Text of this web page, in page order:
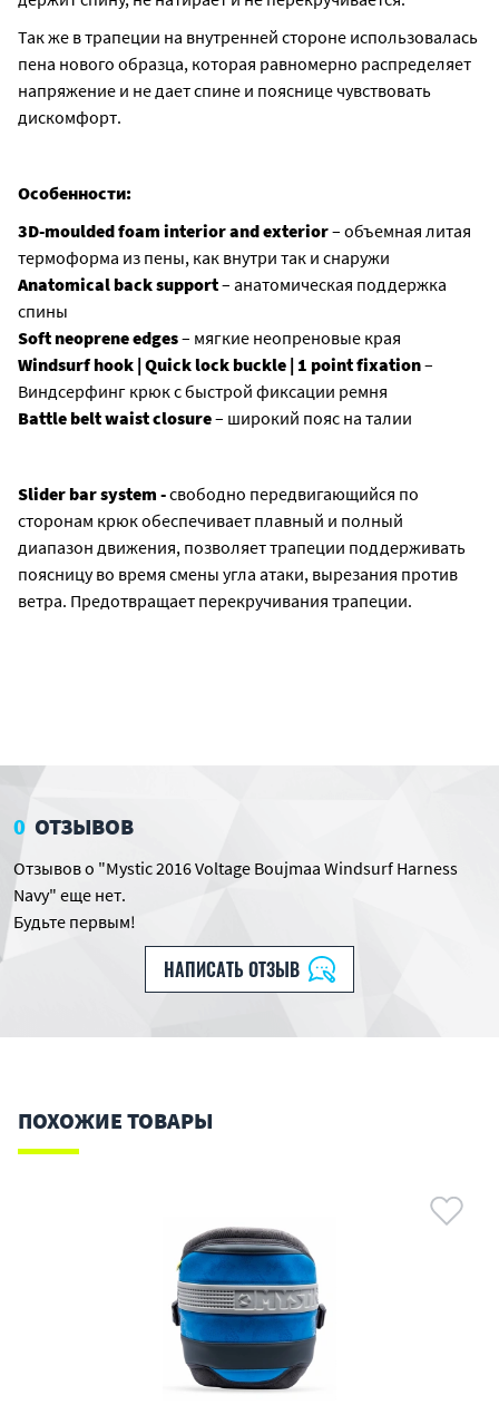
Так же в трапеции на внутренней стороне использовалась
пена нового образца, которая равномерно распределяет
напряжение и не дает спине и пояснице чувствовать
дискомфорт.
Особенности:
3D-moulded foam interior and exterior– объемная литая
термоформа из пены, как внутри так и снаружи
Anatomical back support– анатомическая поддержка
спины
Soft neoprene edges– мягкие неопреновые края
Windsurf hook | Quick lock buckle | 1 point fixation–
Виндсерфинг крюк с быстрой фиксации ремня
Battle belt waist closure– широкий пояс на талии
Slider bar system -свободно передвигающийся по
сторонам крюк обеспечивает плавный и полный
диапазон движения, позволяет трапеции поддерживать
поясницу во время смены угла атаки, вырезания против
ветра. Предотвращает перекручивания трапеции.
0 ОТЗЫВОВ
Отзывов о "Mystic 2016 Voltage Boujmaa Windsurf Harness
Navy" еще нет.
Будьте первым!
НАПИСАТЬ ОТЗЫВ
ПОХОЖИЕ ТОВАРЫ